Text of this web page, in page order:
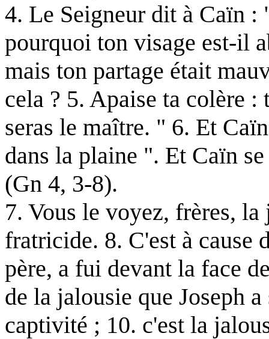
4. Le Seigneur dit à Caïn
pourquoi ton visage est-il
mais ton partage était
cela ? 5. Apaise ta colère
seras le maître. " 6. Et
dans la plaine ". Et Caïn
(Gn 4, 3-8).
7. Vous le voyez, frères,
fratricide. 8. C'est à cause
père, a fui devant la face
de la jalousie que Joseph
captivité ; 10. c'est la